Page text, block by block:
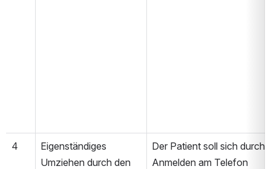
4
Eigenständiges
Umziehen durch den
Der Patient soll sich durch
Anmelden am Telefon